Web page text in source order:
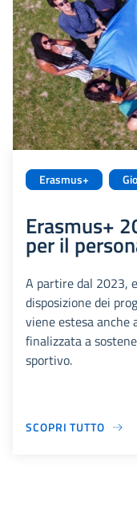
Erasmus+
Erasmus+
per il
A partire dal 2023,
disposizione dei
viene estesa anche
finalizzata a
sportivo.
SCOPRI TUTTO